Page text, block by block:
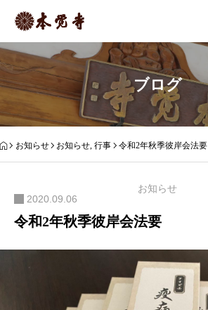
ブログ
お知らせ お知らせ,行事 令和2年秋季彼岸会法要
お知らせ
2020.09.06
令和2年秋季彼岸会法要